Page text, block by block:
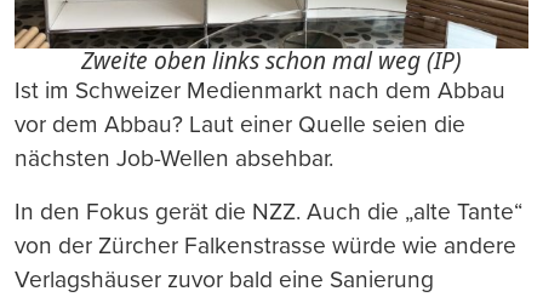
Zweite oben links schon mal weg (IP)
Ist im Schweizer Medienmarkt nach dem Abbau
vor dem Abbau? Laut einer Quelle seien die
nächsten Job-Wellen absehbar.
In den Fokus gerät die NZZ. Auch die „alte Tante“
von der Zürcher Falkenstrasse würde wie andere
Verlagshäuser zuvor bald eine Sanierung